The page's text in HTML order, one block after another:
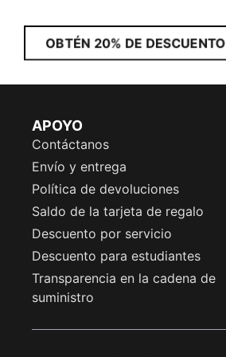
OBTÉN 20% DE DESCUENTO
APOYO
Contáctanos
Envío y entrega
Política de devoluciones
Saldo de la tarjeta de regalo
Descuento por servicio
Descuento para estudiantes
Transparencia en la cadena de
suministro